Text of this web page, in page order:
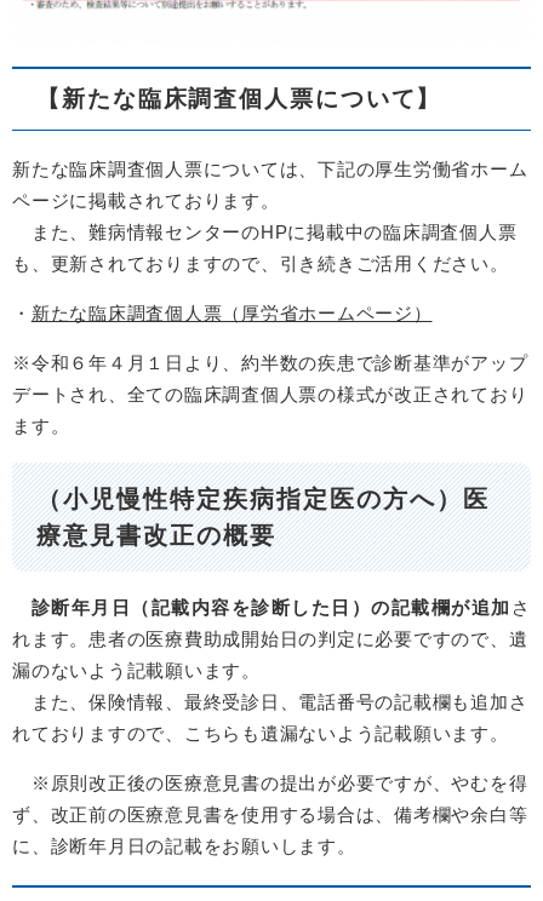
【新たな臨床調査個人票について】
新たな臨床調査個人票については、下記の厚生労働省ホーム
ページに掲載されております。
また、難病情報センターのHPに掲載中の臨床調査個人票
も、更新されておりますので、引き続きご活用ください。
・ 新たな臨床調査個人票（厚労省ホームページ）
※令和６年４月１日より、約半数の疾患で診断基準がアップ
デートされ、全ての臨床調査個人票の様式が改正されており
ます。
（小児慢性特定疾病指定医の方へ）医
療意見書改正の概要
診断年月日（記載内容を診断した日）の記載欄が追加 さ
れます。患者の医療費助成開始日の判定に必要ですので、遺
漏のないよう記載願います。
また、保険情報、最終受診日、電話番号の記載欄も追加さ
れておりますので、こちらも遺漏ないよう記載願います。
※原則改正後の医療意見書の提出が必要ですが、やむを得
ず、改正前の医療意見書を使用する場合は、備考欄や余白等
に、診断年月日の記載をお願いします。